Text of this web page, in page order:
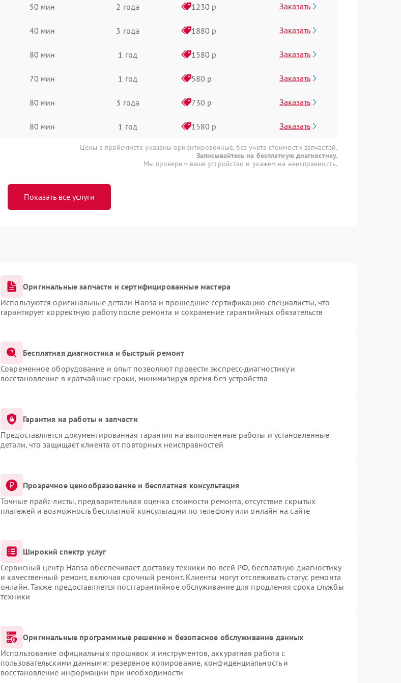
50 мин 2 года 1230 р Заказать
40 мин 3 года 1880 р Заказать
80 мин 1 год 1580 р Заказать
70 мин 1 год 580 р Заказать
80 мин 3 года 730 р Заказать
80 мин 1 год 1580 р Заказать
Цены в прайс-листе указаны ориентировочные, без учета стоимости запчастей.
Записывайтесь на бесплатную диагностику.
Мы проверим ваше устройство и укажем на неисправность.
Показать все услуги
Оригинальные запчасти и сертифицированные мастера
Используются оригинальные детали Hansa и прошедшие сертификацию специалисты, что
гарантирует корректную работу после ремонта и сохранение гарантийных обязательств
Бесплатная диагностика и быстрый ремонт
Современное оборудование и опыт позволяют провести экспресс-диагностику и
восстановление в кратчайшие сроки, минимизируя время без устройства
Гарантия на работы и запчасти
Предоставляется документированная гарантия на выполненные работы и установленные
детали, что защищает клиента от повторных неисправностей
Прозрачное ценообразование и бесплатная консультация
Точные прайс-листы, предварительная оценка стоимости ремонта, отсутствие скрытых
платежей и возможность бесплатной консультации по телефону или онлайн на сайте
Широкий спектр услуг
Сервисный центр Hansa обеспечивает доставку техники по всей РФ, бесплатную диагностику
и качественный ремонт, включая срочный ремонт. Клиенты могут отслеживать статус ремонта
онлайн. Также предоставляется постгарантийное обслуживание для продления срока службы
техники
Оригинальные программные решение и безопасное обслуживание данных
Использование официальных прошивок и инструментов, аккуратная работа с
пользовательскими данными: резервное копирование, конфиденциальность и
восстановление информации при необходимости